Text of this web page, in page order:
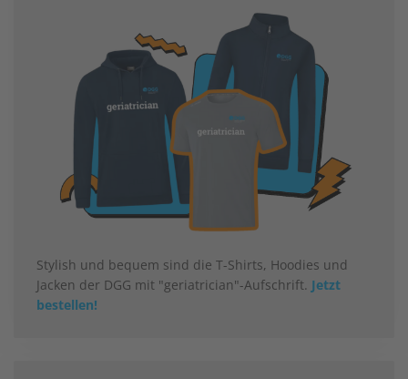
Stylish und bequem sind die T-Shirts, Hoodies und
Jacken der DGG mit "geriatrician"-Aufschrift. Jetzt
bestellen!